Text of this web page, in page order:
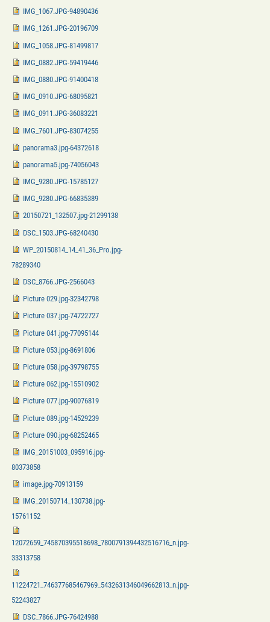
IMG_1067.JPG-94890436
IMG_1261.JPG-20196709
IMG_1058.JPG-81499817
IMG_0882.JPG-59419446
IMG_0880.JPG-91400418
IMG_0910.JPG-68095821
IMG_0911.JPG-36083221
IMG_7601.JPG-83074255
panorama3.jpg-64372618
panorama5.jpg-74056043
IMG_9280.JPG-15785127
IMG_9280.JPG-66835389
20150721_132507.jpg-21299138
DSC_1503.JPG-68240430
WP_20150814_14_41_36_Pro.jpg-
78289340
DSC_8766.JPG-2566043
Picture 029.jpg-32342798
Picture 037.jpg-74722727
Picture 041.jpg-77095144
Picture 053.jpg-8691806
Picture 058.jpg-39798755
Picture 062.jpg-15510902
Picture 077.jpg-90076819
Picture 089.jpg-14529239
Picture 090.jpg-68252465
IMG_20151003_095916.jpg-
80373858
image.jpg-70913159
IMG_20150714_130738.jpg-
15761152
12072659_745870395518698_7800791394432516716_n.jpg-
33313758
11224721_746377685467969_5432631346049662813_n.jpg-
52243827
DSC_7866.JPG-76424988